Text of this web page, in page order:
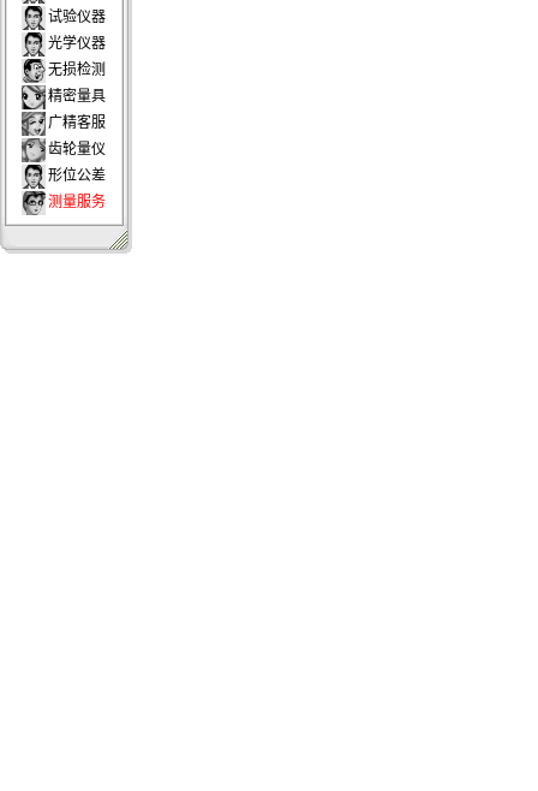
试验仪器
光学仪器
无损检测
精密量具
广精客服
齿轮量仪
形位公差
测量服务